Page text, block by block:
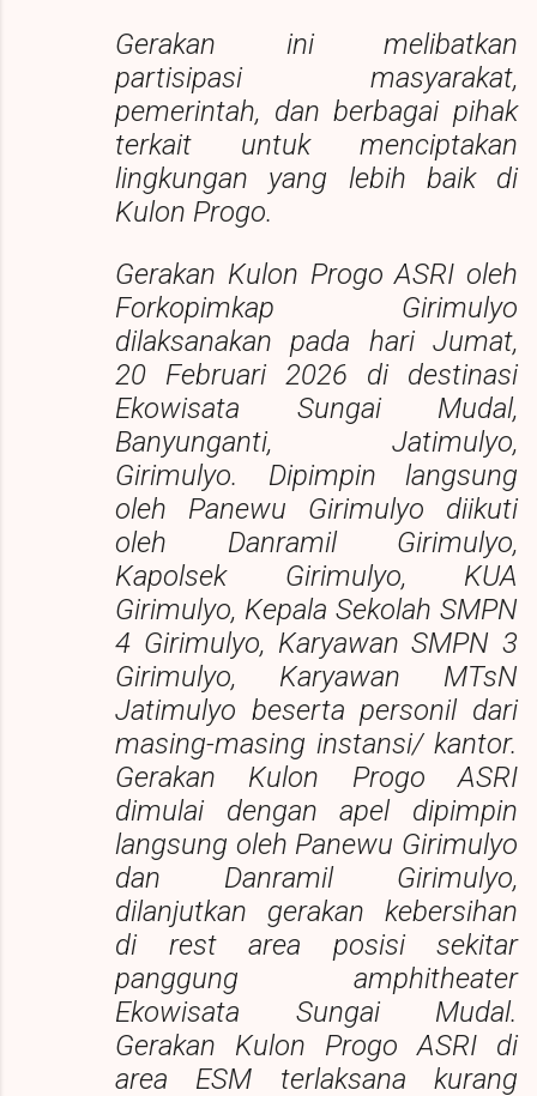
Gerakan ini melibatkan
partisipasi masyarakat,
pemerintah, dan berbagai pihak
terkait untuk menciptakan
lingkungan yang lebih baik di
Kulon Progo.
Gerakan Kulon Progo ASRI oleh
Forkopimkap Girimulyo
dilaksanakan pada hari Jumat,
20 Februari 2026 di destinasi
Ekowisata Sungai Mudal,
Banyunganti, Jatimulyo,
Girimulyo. Dipimpin langsung
oleh Panewu Girimulyo diikuti
oleh Danramil Girimulyo,
Kapolsek Girimulyo, KUA
Girimulyo, Kepala Sekolah SMPN
4 Girimulyo, Karyawan SMPN 3
Girimulyo, Karyawan MTsN
Jatimulyo beserta personil dari
masing-masing instansi/ kantor.
Gerakan Kulon Progo ASRI
dimulai dengan apel dipimpin
langsung oleh Panewu Girimulyo
dan Danramil Girimulyo,
dilanjutkan gerakan kebersihan
di rest area posisi sekitar
panggung amphitheater
Ekowisata Sungai Mudal.
Gerakan Kulon Progo ASRI di
area ESM terlaksana kurang